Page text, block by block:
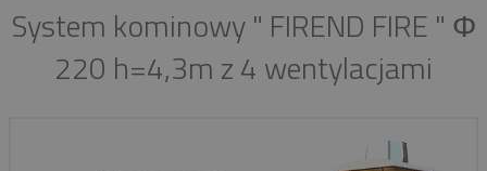
System kominowy " FIREND FIRE " Φ
220 h=4,3m z 4 wentylacjami